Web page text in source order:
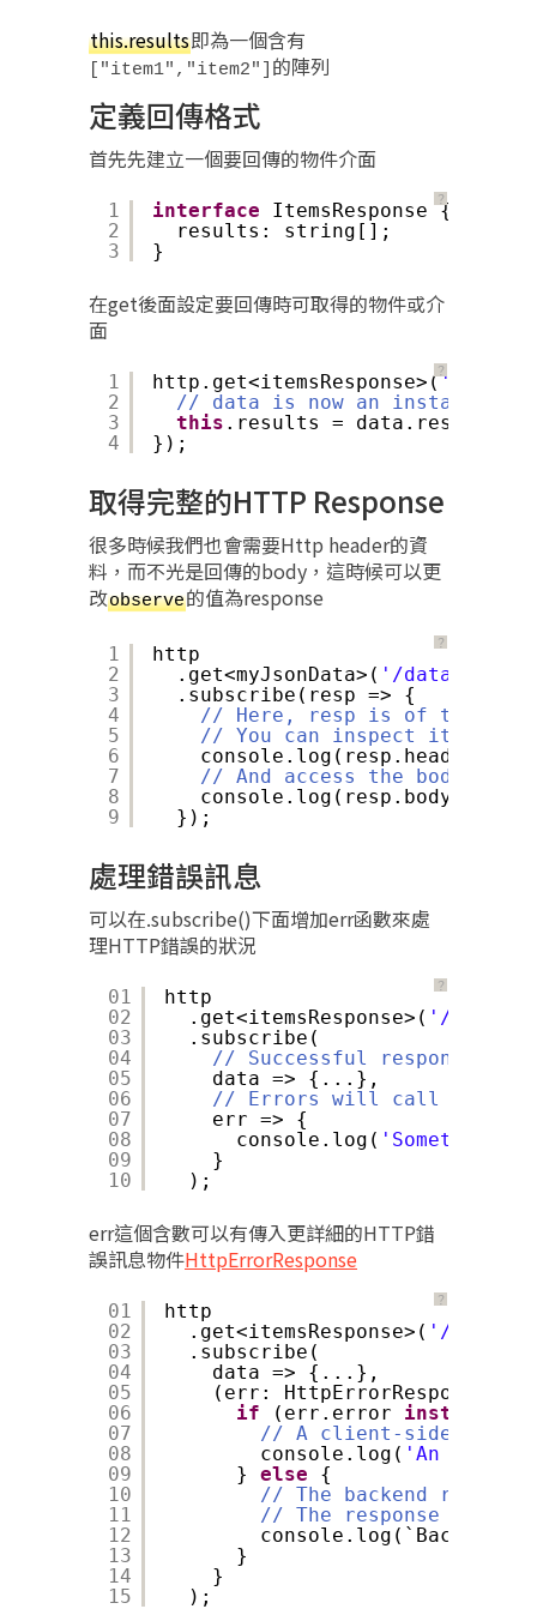
this.results即為一個含有
["item1","item2"] 的陣列
定義回傳格式
首先先建立一個要回傳的物件介面
？
1
2
3
interface
ItemsResponse {
results: string[];
}
在get後面設定要回傳時可取得的物件或介
面
？
1
2
3
4
http.get<itemsResponse>('/api/
// data is now an instance of
this .results = data.results;
});
取得完整的HTTP Response
很多時候我們也會需要Http header的資
料，而不光是回傳的body，這時候可以更
改observe的值為response
？
1
2
3
4
5
6
7
8
9
http
.get<myJsonData>( '/data.json'
.subscribe(resp => {
// Here, resp is of type
// You can inspect its
// And access the body
});
處理錯誤訊息
可以在.subscribe()下面增加err函數來處
理HTTP錯誤的狀況
？
01
02
03
04
05
06
07
08
09
10
http
.get<itemsResponse>( '/api/
.subscribe(
// Successful responses
data => {...},
// Errors will call this
err => {
console.log( 'Something
}
);
err這個含數可以有傳入更詳細的HTTP錯
誤訊息物件HttpErrorResponse
？
01
02
03
04
05
06
07
08
09
10
11
12
13
14
15
http
.get<itemsResponse>( '/api/
.subscribe(
data => {...},
(err: HttpErrorResponse)
if
(err.error instanceof
// A client-side or
console.log( 'An error
} else
{
// The backend
// The response body
console.log(`Backend
}
}
);